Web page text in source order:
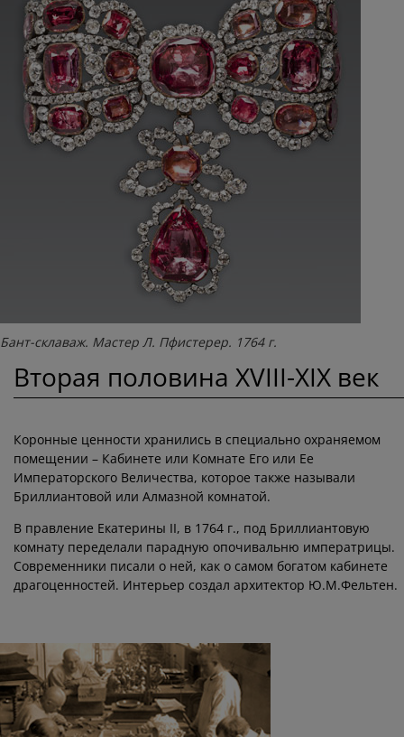
Бант-склаваж. Мастер Л. Пфистерер. 1764 г.
Вторая половина XVIII-XIX век
Коронные ценности хранились в специально охраняемом
помещении – Кабинете или Комнате Его или Ее
Императорского Величества, которое также называли
Бриллиантовой или Алмазной комнатой.
В правление Екатерины II, в 1764 г., под Бриллиантовую
комнату переделали парадную опочивальню императрицы.
Современники писали о ней, как о самом богатом кабинете
драгоценностей. Интерьер создал архитектор Ю.М.Фельтен.